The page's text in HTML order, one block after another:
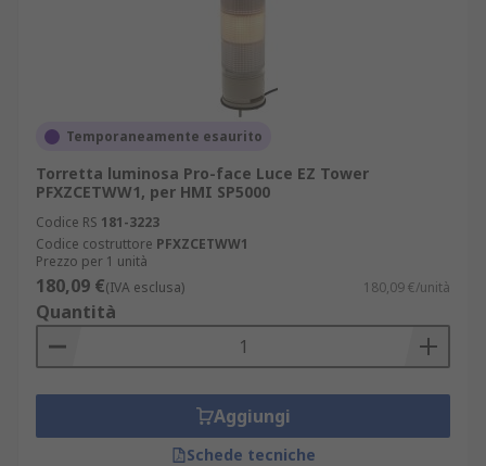
Temporaneamente esaurito
Torretta luminosa Pro-face Luce EZ Tower
PFXZCETWW1, per HMI SP5000
Codice RS 181-3223
Codice costruttore PFXZCETWW1
Prezzo per 1 unità
180,09 €(IVA esclusa) 180,09 €/unità
Quantità
Aggiungi
Schede tecniche